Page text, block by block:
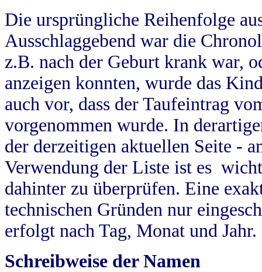
Die ursprüngliche Reihenfolge
Ausschlaggebend war die
z.B. nach der Geburt krank war,
anzeigen konnten, wurde das
auch vor, dass der Taufeintrag
vorgenommen wurde. In
der derzeitigen aktuellen Seite -
Verwendung der Liste ist es
dahinter zu überprüfen. Eine
technischen Gründen nur
erfolgt nach Tag, Monat und Jahr.
Schreibweise der Namen